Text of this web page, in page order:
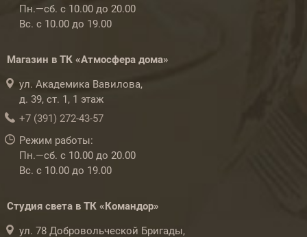
Пн.—сб. с 10.00 до 20.00
Вс. с 10.00 до 19.00
Магазин в ТК «Атмосфера дома»
ул. Академика Вавилова,
д. 39, ст. 1, 1 этаж
+7 (391) 272-43-57
Режим работы:
Пн.—сб. с 10.00 до 20.00
Вс. с 10.00 до 19.00
Студия света в ТК «Командор»
ул. 78 Добровольческой Бригады,